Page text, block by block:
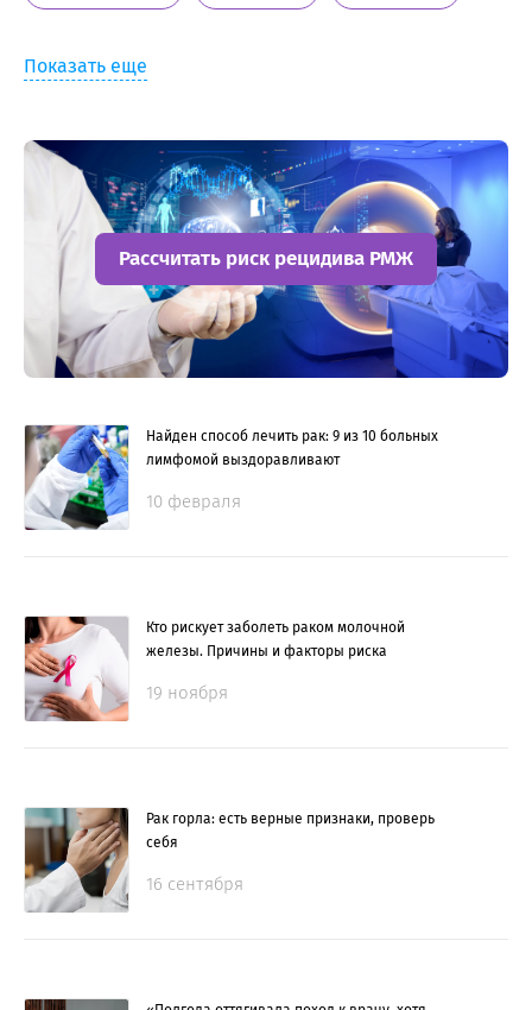
Показать еще
Рассчитать риск рецидива РМЖ
Найден способ лечить рак: 9 из 10 больных
лимфомой выздоравливают
10 февраля
Кто рискует заболеть раком молочной
железы. Причины и факторы риска
19 ноября
Рак горла: есть верные признаки, проверь
себя
16 сентября